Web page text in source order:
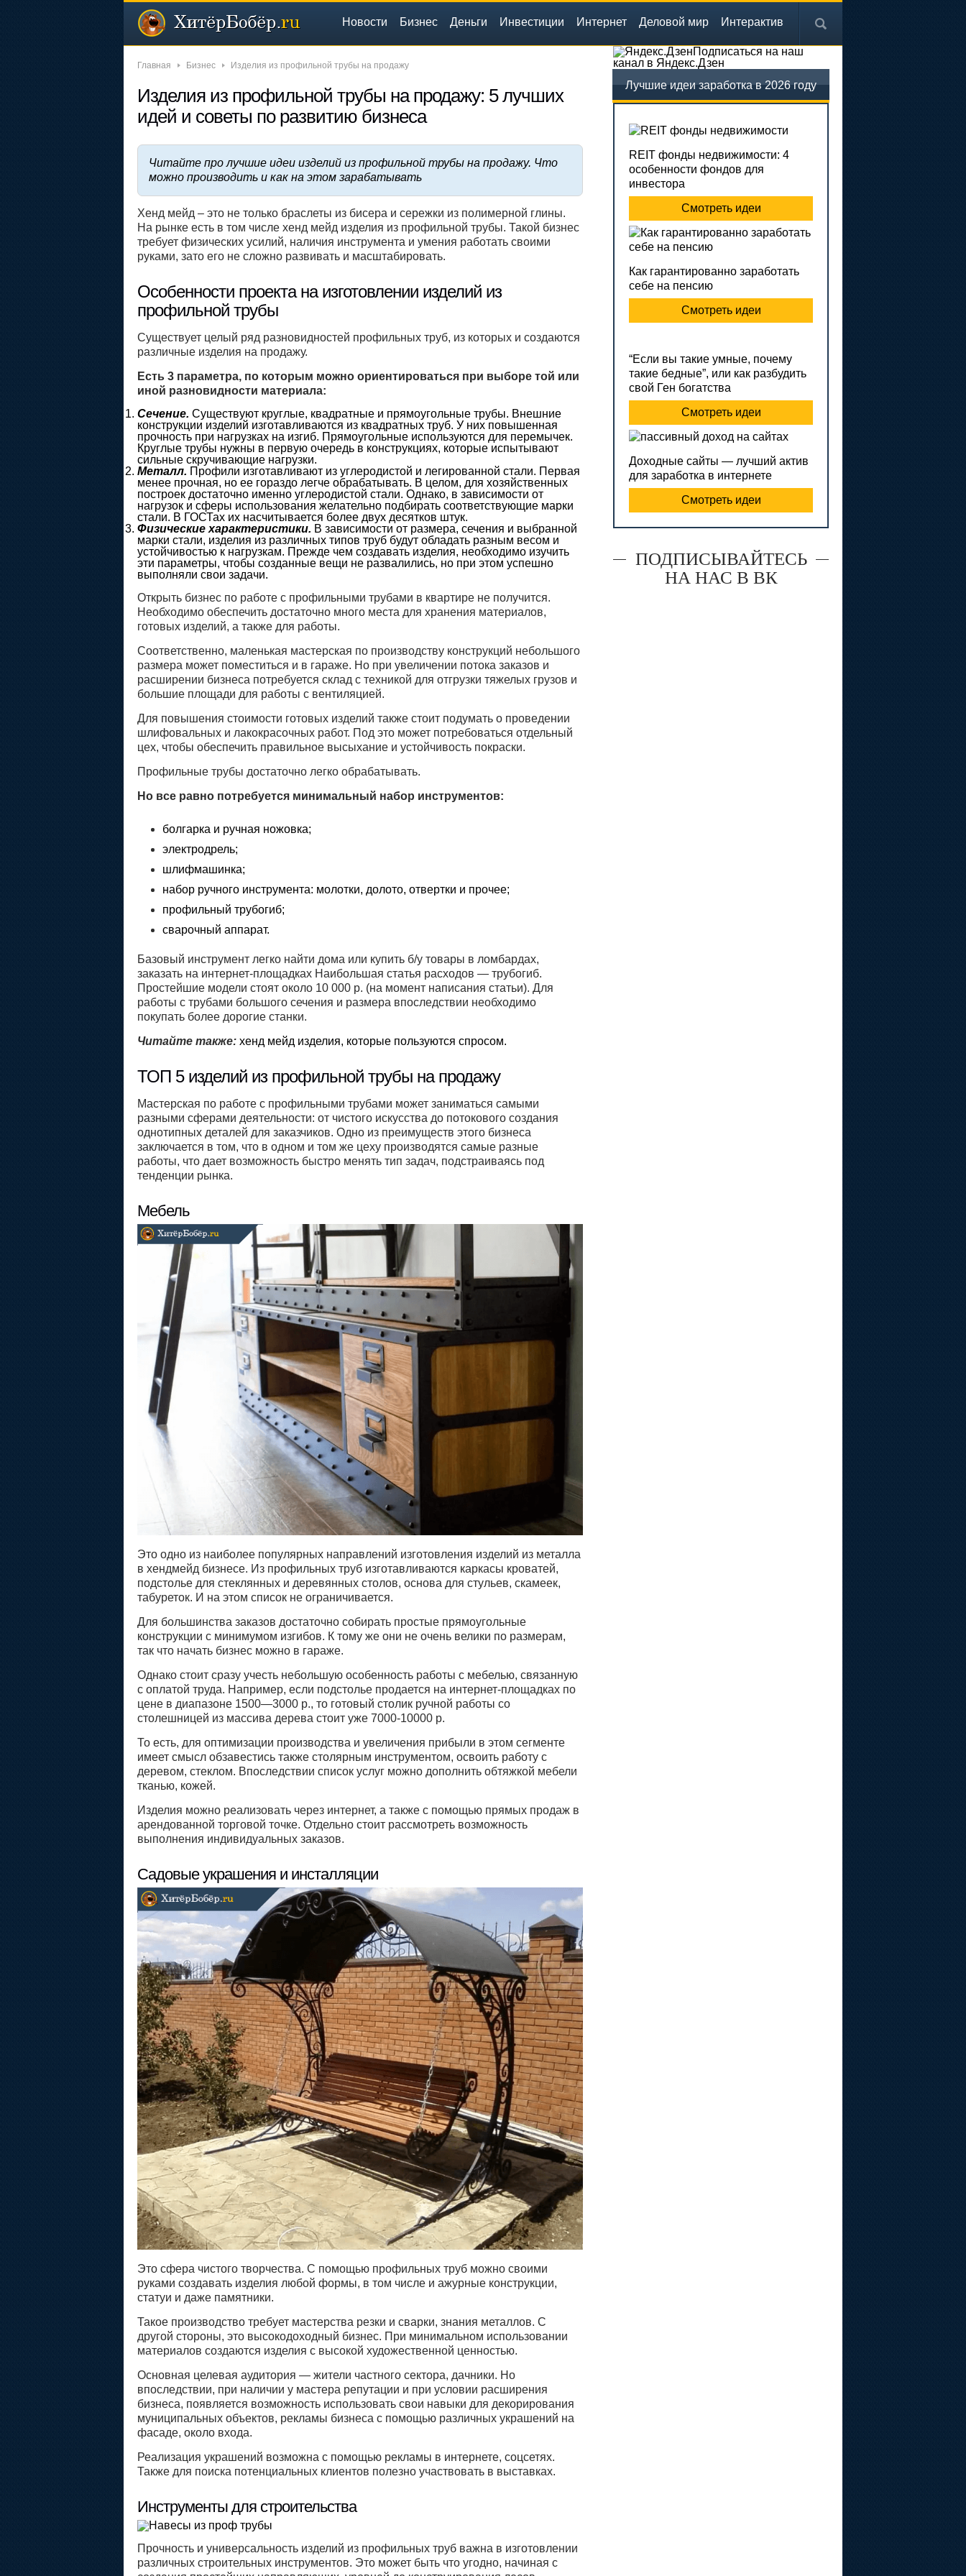
Новости Бизнес Деньги Инвестиции Интернет Деловой мир Интерактив
Главная Бизнес Изделия из профильной трубы на продажу
Изделия из профильной трубы на продажу: 5 лучших
идей и советы по развитию бизнеса
Читайте про лучшие идеи изделий из профильной трубы на продажу. Что
можно производить и как на этом зарабатывать
Хенд мейд – это не только браслеты из бисера и сережки из полимерной глины.
На рынке есть в том числе хенд мейд изделия из профильной трубы. Такой бизнес
требует физических усилий, наличия инструмента и умения работать своими
руками, зато его не сложно развивать и масштабировать.
Особенности проекта на изготовлении изделий из
профильной трубы
Существует целый ряд разновидностей профильных труб, из которых и создаются
различные изделия на продажу.
Есть 3 параметра, по которым можно ориентироваться при выборе той или
иной разновидности материала:
Сечение. Существуют круглые, квадратные и прямоугольные трубы. Внешние
конструкции изделий изготавливаются из квадратных труб. У них повышенная
прочность при нагрузках на изгиб. Прямоугольные используются для перемычек.
Круглые трубы нужны в первую очередь в конструкциях, которые испытывают
сильные скручивающие нагрузки.
Металл. Профили изготавливают из углеродистой и легированной стали. Первая
менее прочная, но ее гораздо легче обрабатывать. В целом, для хозяйственных
построек достаточно именно углеродистой стали. Однако, в зависимости от
нагрузок и сферы использования желательно подбирать соответствующие марки
стали. В ГОСТах их насчитывается более двух десятков штук.
Физические характеристики. В зависимости от размера, сечения и выбранной
марки стали, изделия из различных типов труб будут обладать разным весом и
устойчивостью к нагрузкам. Прежде чем создавать изделия, необходимо изучить
эти параметры, чтобы созданные вещи не развалились, но при этом успешно
выполняли свои задачи.
Открыть бизнес по работе с профильными трубами в квартире не получится.
Необходимо обеспечить достаточно много места для хранения материалов,
готовых изделий, а также для работы.
Соответственно, маленькая мастерская по производству конструкций небольшого
размера может поместиться и в гараже. Но при увеличении потока заказов и
расширении бизнеса потребуется склад с техникой для отгрузки тяжелых грузов и
большие площади для работы с вентиляцией.
Для повышения стоимости готовых изделий также стоит подумать о проведении
шлифовальных и лакокрасочных работ. Под это может потребоваться отдельный
цех, чтобы обеспечить правильное высыхание и устойчивость покраски.
Профильные трубы достаточно легко обрабатывать.
Но все равно потребуется минимальный набор инструментов:
болгарка и ручная ножовка;
электродрель;
шлифмашинка;
набор ручного инструмента: молотки, долото, отвертки и прочее;
профильный трубогиб;
сварочный аппарат.
Базовый инструмент легко найти дома или купить б/у товары в ломбардах,
заказать на интернет-площадках Наибольшая статья расходов — трубогиб.
Простейшие модели стоят около 10 000 р. (на момент написания статьи). Для
работы с трубами большого сечения и размера впоследствии необходимо
покупать более дорогие станки.
Читайте также: хенд мейд изделия, которые пользуются спросом.
ТОП 5 изделий из профильной трубы на продажу
Мастерская по работе с профильными трубами может заниматься самыми
разными сферами деятельности: от чистого искусства до потокового создания
однотипных деталей для заказчиков. Одно из преимуществ этого бизнеса
заключается в том, что в одном и том же цеху производятся самые разные
работы, что дает возможность быстро менять тип задач, подстраиваясь под
тенденции рынка.
Мебель
Это одно из наиболее популярных направлений изготовления изделий из металла
в хендмейд бизнесе. Из профильных труб изготавливаются каркасы кроватей,
подстолье для стеклянных и деревянных столов, основа для стульев, скамеек,
табуреток. И на этом список не ограничивается.
Для большинства заказов достаточно собирать простые прямоугольные
конструкции с минимумом изгибов. К тому же они не очень велики по размерам,
так что начать бизнес можно в гараже.
Однако стоит сразу учесть небольшую особенность работы с мебелью, связанную
с оплатой труда. Например, если подстолье продается на интернет-площадках по
цене в диапазоне 1500—3000 р., то готовый столик ручной работы со
столешницей из массива дерева стоит уже 7000-10000 р.
То есть, для оптимизации производства и увеличения прибыли в этом сегменте
имеет смысл обзавестись также столярным инструментом, освоить работу с
деревом, стеклом. Впоследствии список услуг можно дополнить обтяжкой мебели
тканью, кожей.
Изделия можно реализовать через интернет, а также с помощью прямых продаж в
арендованной торговой точке. Отдельно стоит рассмотреть возможность
выполнения индивидуальных заказов.
Садовые украшения и инсталляции
Это сфера чистого творчества. С помощью профильных труб можно своими
руками создавать изделия любой формы, в том числе и ажурные конструкции,
статуи и даже памятники.
Такое производство требует мастерства резки и сварки, знания металлов. С
другой стороны, это высокодоходный бизнес. При минимальном использовании
материалов создаются изделия с высокой художественной ценностью.
Основная целевая аудитория — жители частного сектора, дачники. Но
впоследствии, при наличии у мастера репутации и при условии расширения
бизнеса, появляется возможность использовать свои навыки для декорирования
муниципальных объектов, рекламы бизнеса с помощью различных украшений на
фасаде, около входа.
Реализация украшений возможна с помощью рекламы в интернете, соцсетях.
Также для поиска потенциальных клиентов полезно участвовать в выставках.
Инструменты для строительства
Прочность и универсальность изделий из профильных труб важна в изготовлении
различных строительных инструментов. Это может быть что угодно, начиная с
Подписаться на наш
канал в Яндекс.Дзен
Лучшие идеи заработка в 2026 году
REIT фонды недвижимости: 4
особенности фондов для
инвестора
Смотреть идеи
Как гарантированно заработать
себе на пенсию
Смотреть идеи
“Если вы такие умные, почему
такие бедные”, или как разбудить
свой Ген богатства
Смотреть идеи
Доходные сайты — лучший актив
для заработка в интернете
Смотреть идеи
ПОДПИСЫВАЙТЕСЬ
НА НАС В ВК